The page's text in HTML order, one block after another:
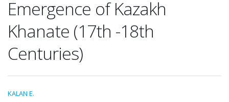
Emergence of Kazakh
Khanate (17th -18th
Centuries)
KALAN E.